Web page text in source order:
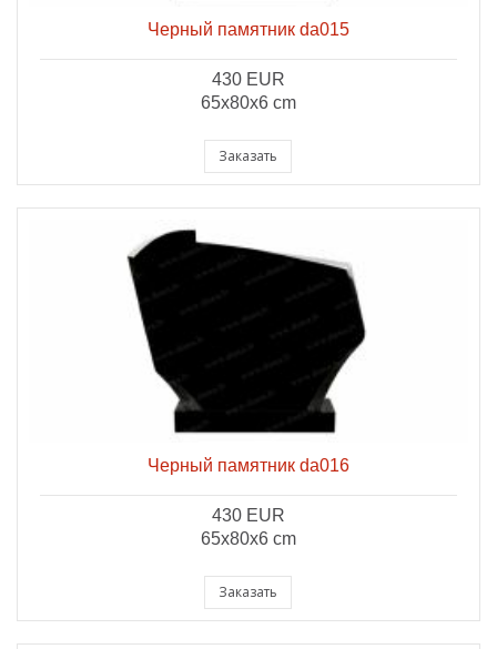
Черный памятник da015
430 EUR
65x80x6 cm
Заказать
Черный памятник da016
430 EUR
65x80x6 cm
Заказать